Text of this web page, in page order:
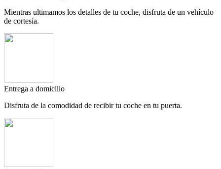
Mientras ultimamos los detalles de tu coche, disfruta de un vehículo
de cortesía.
Entrega a domicilio
Disfruta de la comodidad de recibir tu coche en tu puerta.